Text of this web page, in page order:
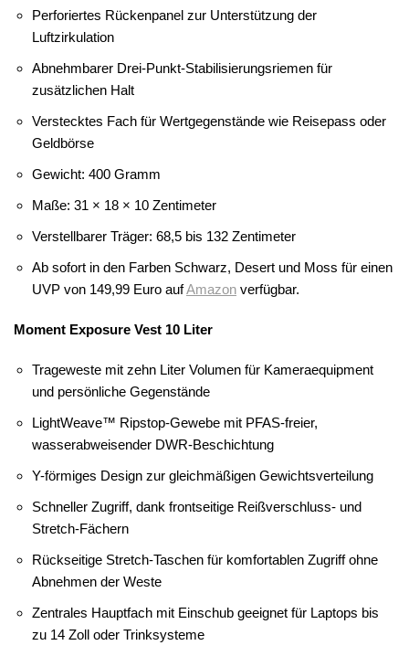
Perforiertes Rückenpanel zur Unterstützung der
Luftzirkulation
Abnehmbarer Drei-Punkt-Stabilisierungsriemen für
zusätzlichen Halt
Verstecktes Fach für Wertgegenstände wie Reisepass oder
Geldbörse
Gewicht: 400 Gramm
Maße: 31 × 18 × 10 Zentimeter
Verstellbarer Träger: 68,5 bis 132 Zentimeter
Ab sofort in den Farben Schwarz, Desert und Moss für einen
UVP von 149,99 Euro aufAmazon verfügbar.
Moment Exposure Vest 10 Liter
Trageweste mit zehn Liter Volumen für Kameraequipment
und persönliche Gegenstände
LightWeave™ Ripstop-Gewebe mit PFAS-freier,
wasserabweisender DWR-Beschichtung
Y-förmiges Design zur gleichmäßigen Gewichtsverteilung
Schneller Zugriff, dank frontseitige Reißverschluss- und
Stretch-Fächern
Rückseitige Stretch-Taschen für komfortablen Zugriff ohne
Abnehmen der Weste
Zentrales Hauptfach mit Einschub geeignet für Laptops bis
zu 14 Zoll oder Trinksysteme